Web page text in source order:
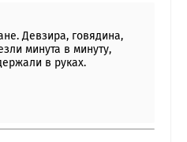
Девзира, говядина,
минута в минуту,
в руках.